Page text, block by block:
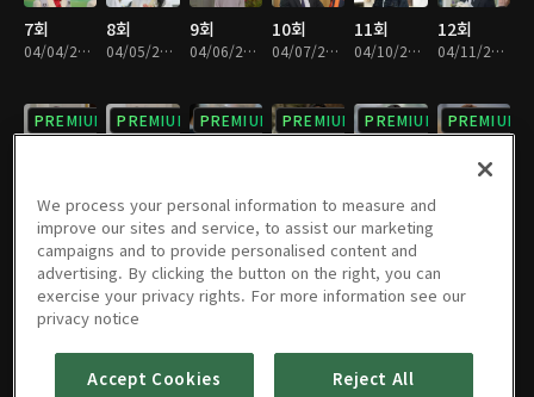
7회
04/04/2023 • 28분
8회
04/05/2023 • 28분
9회
04/06/2023 • 29분
10회
04/07/2023 • 29분
11회
04/10/2023 • 29분
12회
04/11/2023 • 29분
PREMIUM PREMIUM PREMIUM PREMIUM PREMIUM PREMIUM
PREMIUM
19회
04/20/2023 • 28분
PREMIUM
20회
PREMIUM
21회
PREMIUM
22회
PREMIUM
23회 24회
We process your personal information to measure and
improve our sites and service, to assist our marketing
campaigns and to provide personalised content and
advertising. By clicking the button on the right, you can
exercise your privacy rights. For more information see our
privacy notice
Accept Cookies Reject All